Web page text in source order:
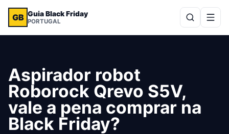
GB Guia Black Friday
PORTUGAL
Aspirador robot
Roborock Qrevo S5V,
vale a pena comprar na
Black Friday?